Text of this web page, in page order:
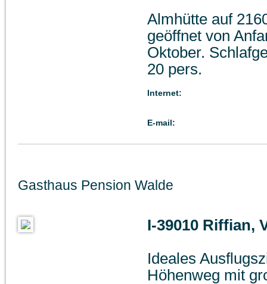
Almhütte auf
geöffnet von
Oktober.
20 pers.
Internet:
E-mail:
Gasthaus Pension Walde
I-39010 Riffian,
Ideales
Höhenweg mit